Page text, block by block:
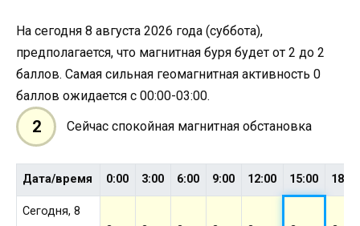
На сегодня 8 августа 2026 года (суббота),
предполагается, что магнитная буря будет от 2 до 2
баллов. Самая сильная геомагнитная активность 0
баллов ожидается с 00:00-03:00.
2 Сейчас спокойная магнитная обстановка
Дата/время 0:00 3:00 6:00 9:00 12:00 15:00 18:00
Сегодня, 8